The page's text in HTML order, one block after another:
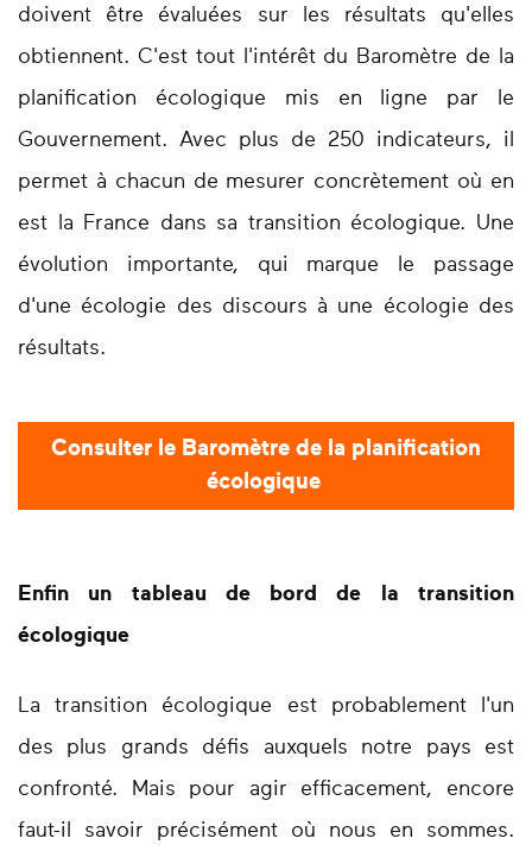
doivent être évaluées sur les résultats qu'elles
obtiennent. C'est tout l'intérêt du Baromètre de la
planification écologique mis en ligne par le
Gouvernement. Avec plus de 250 indicateurs, il
permet à chacun de mesurer concrètement où en
est la France dans sa transition écologique. Une
évolution importante, qui marque le passage
d'une écologie des discours à une écologie des
résultats.
Consulter le Baromètre de la planification
écologique
Enfin un tableau de bord de la transition
écologique
La transition écologique est probablement l'un
des plus grands défis auxquels notre pays est
confronté. Mais pour agir efficacement, encore
faut-il savoir précisément où nous en sommes.